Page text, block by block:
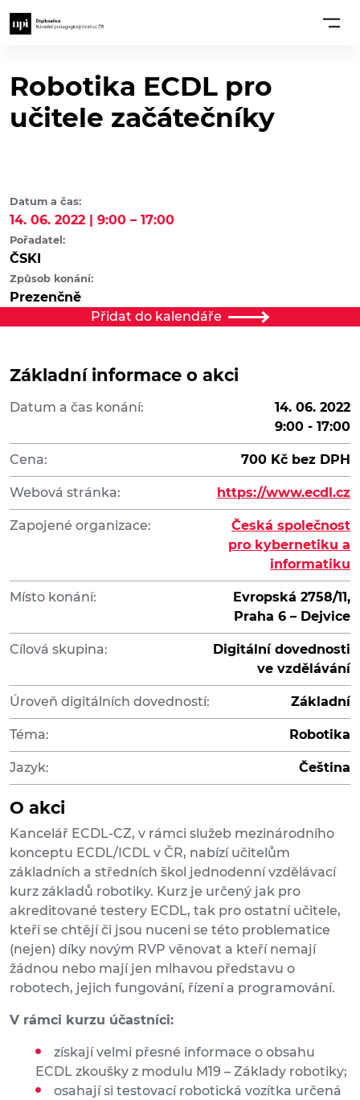
Robotika ECDL pro
učitele začátečníky
Datum a čas:
14. 06. 2022 | 9:00 – 17:00
Pořadatel:
ČSKI
Způsob konání:
Prezenčně
Přidat do kalendáře
Základní informace o akci
Datum a čas konání:
14. 06. 2022
9:00 - 17:00
Cena: 700 Kč bez DPH
Webová stránka: https://www.ecdl.cz
Zapojené organizace:
Česká společnost
pro kybernetiku a
informatiku
Místo konání:
Evropská 2758/11,
Praha 6 – Dejvice
Cílová skupina:
Digitální dovednosti
ve vzdělávání
Úroveň digitálních dovedností: Základní
Téma: Robotika
Jazyk: Čeština
O akci
Kancelář ECDL-CZ, v rámci služeb mezinárodního
konceptu ECDL/ICDL v ČR, nabízí učitelům
základních a středních škol jednodenní vzdělávací
kurz základů robotiky. Kurz je určený jak pro
akreditované testery ECDL, tak pro ostatní učitele,
kteří se chtějí či jsou nuceni se této problematice
(nejen) díky novým RVP věnovat a kteří nemají
žádnou nebo mají jen mlhavou představu o
robotech, jejich fungování, řízení a programování.
V rámci kurzu účastníci:
získají velmi přesné informace o obsahu
ECDL zkoušky z modulu M19 – Základy robotiky;
osahají si testovací robotická vozítka určená